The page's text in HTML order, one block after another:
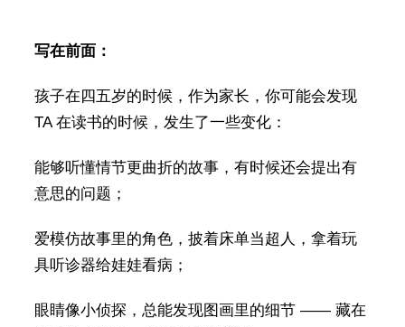
写在前面：
孩子在四五岁的时候，作为家长，你可能会发现
TA 在读书的时候，发生了一些变化：
能够听懂情节更曲折的故事，有时候还会提出有
意思的问题；
爱模仿故事里的角色，披着床单当超人，拿着玩
具听诊器给娃娃看病；
眼睛像小侦探，总能发现图画里的细节 —— 藏在